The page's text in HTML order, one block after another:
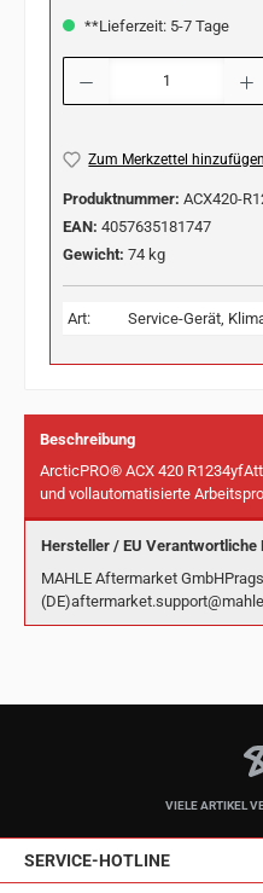
**Lieferzeit: 5-7 Tage
Produkt Anzahl: Gib den
Zum Merkzettel hinzufügen
Produktnummer: ACX420-
EAN: 4057635181747
Gewicht: 74 kg
Art: Service-Gerät,
Beschreibung
ArcticPRO® ACX 420
und vollautomatisierte
Hersteller / EU Verantwortliche
MAHLE Aftermarket
VIELE ARTIKEL
SERVICE-HOTLINE